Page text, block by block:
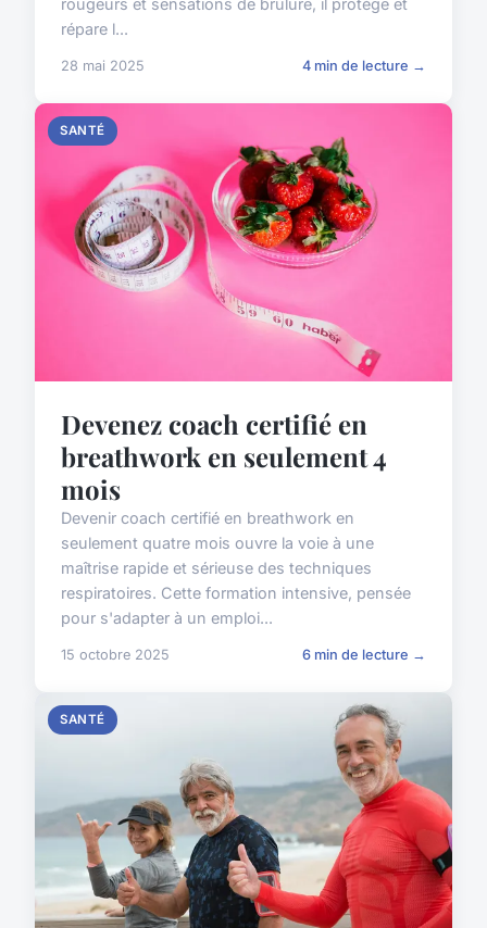
répare l...
28 mai 2025 4 min de lecture →
SANTÉ
Devenez coach certifié en
breathwork en seulement 4
mois
Devenir coach certifié en breathwork en
seulement quatre mois ouvre la voie à une
maîtrise rapide et sérieuse des techniques
respiratoires. Cette formation intensive, pensée
pour s'adapter à un emploi...
15 octobre 2025 6 min de lecture →
SANTÉ